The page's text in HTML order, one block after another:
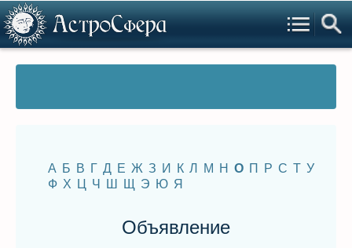
А Б В Г Д Е Ж З И К Л М Н О П Р С Т У
Ф Х Ц Ч Ш Щ Э Ю Я
Объявление